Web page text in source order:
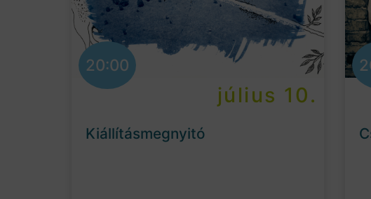
20:00
július 10.
Kiállításmegnyitó